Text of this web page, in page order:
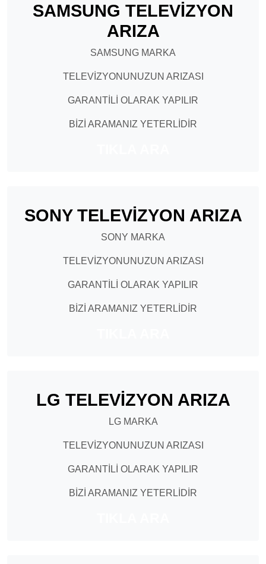
SAMSUNG TELEVİZYON
ARIZA
SAMSUNG MARKA
TELEVİZYONUNUZUN ARIZASI
GARANTİLİ OLARAK YAPILIR
BİZİ ARAMANIZ YETERLİDİR
SONY TELEVİZYON ARIZA
SONY MARKA
TELEVİZYONUNUZUN ARIZASI
GARANTİLİ OLARAK YAPILIR
BİZİ ARAMANIZ YETERLİDİR
LG TELEVİZYON ARIZA
LG MARKA
TELEVİZYONUNUZUN ARIZASI
GARANTİLİ OLARAK YAPILIR
BİZİ ARAMANIZ YETERLİDİR